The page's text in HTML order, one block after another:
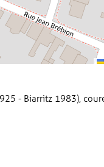
- Biarritz 1983),